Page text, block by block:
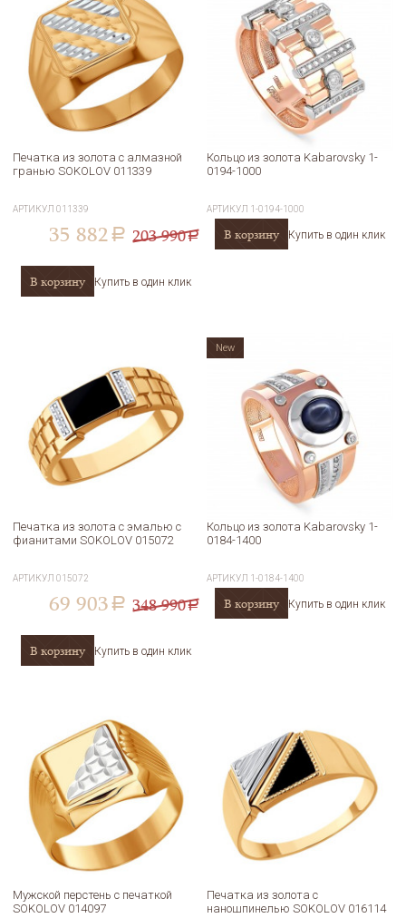
Печатка из золота с алмазной
гранью SOKOLOV 011339
АРТИКУЛ011339
35 882 a 203 990a
В корзину Купить в один клик
Кольцо из золота Kabarovsky 1-
0194-1000
АРТИКУЛ 1-0194-1000
В корзину Купить в один клик
Печатка из золота с эмалью с
фианитами SOKOLOV 015072
АРТИКУЛ015072
69 903 a 348 990a
В корзину Купить в один клик
Кольцо из золота Kabarovsky 1-
0184-1400
АРТИКУЛ 1-0184-1400
В корзину Купить в один клик
New
Мужской перстень с печаткой
SOKOLOV 014097
Печатка из золота с
наношпинелью SOKOLOV 016114